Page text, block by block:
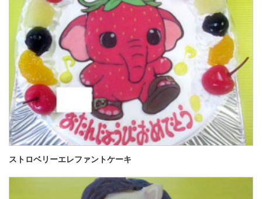
ストロベリーエレファントケーキ